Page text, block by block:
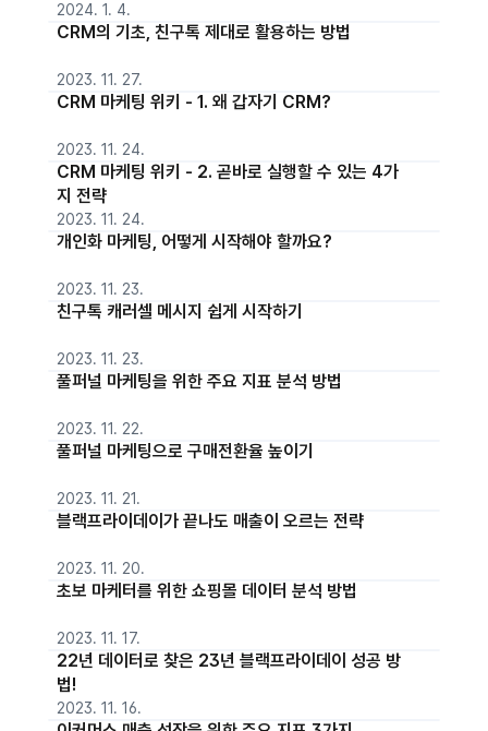
2024. 1. 4.
CRM의 기초, 친구톡 제대로 활용하는 방법
2023. 11. 27.
CRM 마케팅 위키 - 1. 왜 갑자기 CRM?
2023. 11. 24.
CRM 마케팅 위키 - 2. 곧바로 실행할 수 있는 4가
지 전략
2023. 11. 24.
개인화 마케팅, 어떻게 시작해야 할까요?
2023. 11. 23.
친구톡 캐러셀 메시지 쉽게 시작하기
2023. 11. 23.
풀퍼널 마케팅을 위한 주요 지표 분석 방법
2023. 11. 22.
풀퍼널 마케팅으로 구매전환율 높이기
2023. 11. 21.
블랙프라이데이가 끝나도 매출이 오르는 전략
2023. 11. 20.
초보 마케터를 위한 쇼핑몰 데이터 분석 방법
2023. 11. 17.
22년 데이터로 찾은 23년 블랙프라이데이 성공 방
법!
2023. 11. 16.